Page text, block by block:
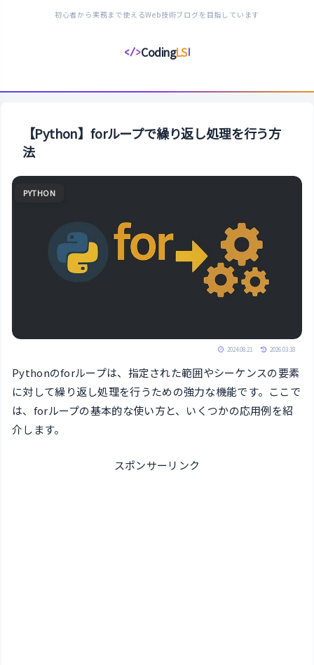
初心者から実務まで使えるWeb技術ブログを目指しています
</>CodingLS
コ
デ
ン
タ
イ
【Python】forループで繰り返し処理を行う方
法
PYTHON
2024.08.21 2026.03.18
Pythonのforループは、指定された範囲やシーケンスの要素
に対して繰り返し処理を行うための強力な機能です。ここで
は、forループの基本的な使い方と、いくつかの応用例を紹
介します。
スポンサーリンク